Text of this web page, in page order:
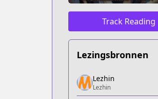
Track Reading
Lezingsbronnen
Lezhin
Lezhin
Lezhin
Lezhin